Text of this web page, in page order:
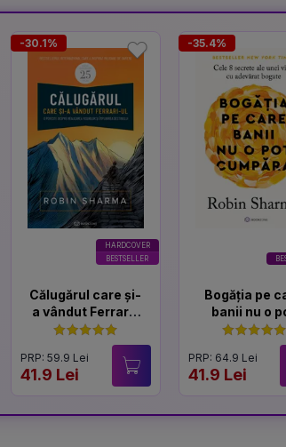
HARDCOVER
BESTSELLER
-30.1%
Călugărul care și-
a vândut Ferrari-
ul
PRP: 59.9 Lei
41.9 Lei
-35.4%
Bogăția pe
banii nu o
cumpăra
PRP: 64.9 Lei
41.9 Lei